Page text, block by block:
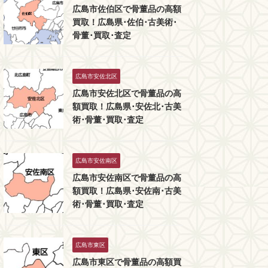
広島市佐伯区で骨董品の高額
買取！広島県･佐伯･古美術･
骨董･買取･査定
広島市安佐北区
広島市安佐北区で骨董品の高
額買取！広島県･安佐北･古美
術･骨董･買取･査定
広島市安佐南区
広島市安佐南区で骨董品の高
額買取！広島県･安佐南･古美
術･骨董･買取･査定
広島市東区
広島市東区で骨董品の高額買